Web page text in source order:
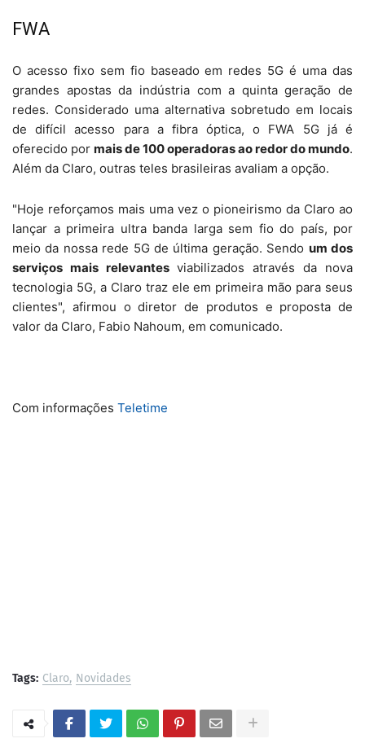
FWA
O acesso fixo sem fio baseado em redes 5G é uma das
grandes apostas da indústria com a quinta geração de
redes. Considerado uma alternativa sobretudo em locais
de difícil acesso para a fibra óptica, o FWA 5G já é
oferecido por mais de 100 operadoras ao redor do mundo.
Além da Claro, outras teles brasileiras avaliam a opção.
"Hoje reforçamos mais uma vez o pioneirismo da Claro ao
lançar a primeira ultra banda larga sem fio do país, por
meio da nossa rede 5G de última geração. Sendo um dos
serviços mais relevantes viabilizados através da nova
tecnologia 5G, a Claro traz ele em primeira mão para seus
clientes", afirmou o diretor de produtos e proposta de
valor da Claro, Fabio Nahoum, em comunicado.
Com informações Teletime
Tags: Claro Novidades